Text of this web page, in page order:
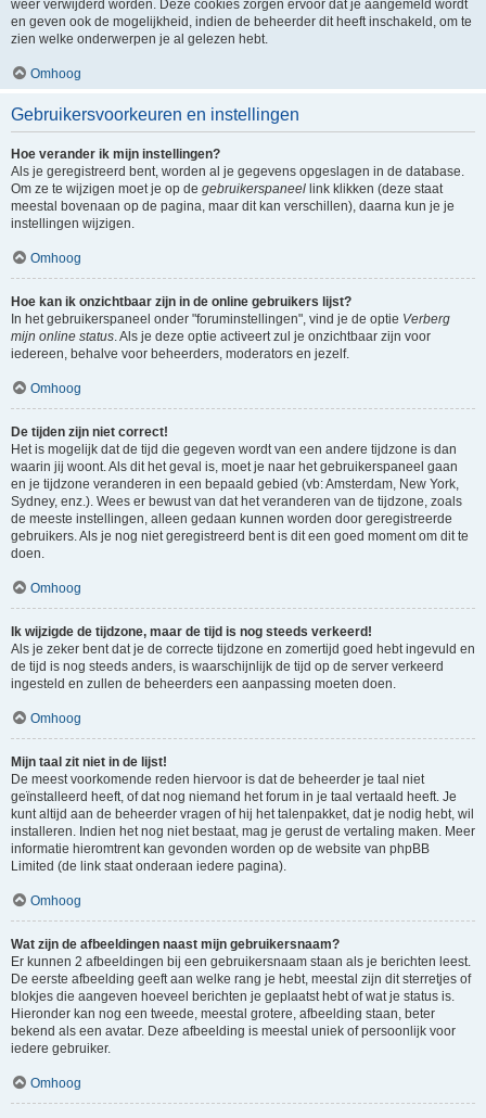
weer verwijderd worden. Deze cookies zorgen ervoor dat je aangemeld wordt
en geven ook de mogelijkheid, indien de beheerder dit heeft inschakeld, om te
zien welke onderwerpen je al gelezen hebt.
Omhoog
Gebruikersvoorkeuren en instellingen
Hoe verander ik mijn instellingen?
Als je geregistreerd bent, worden al je gegevens opgeslagen in de database.
Om ze te wijzigen moet je op de gebruikerspaneel link klikken (deze staat
meestal bovenaan op de pagina, maar dit kan verschillen), daarna kun je je
instellingen wijzigen.
Omhoog
Hoe kan ik onzichtbaar zijn in de online gebruikers lijst?
In het gebruikerspaneel onder "foruminstellingen", vind je de optie Verberg
mijn online status. Als je deze optie activeert zul je onzichtbaar zijn voor
iedereen, behalve voor beheerders, moderators en jezelf.
Omhoog
De tijden zijn niet correct!
Het is mogelijk dat de tijd die gegeven wordt van een andere tijdzone is dan
waarin jij woont. Als dit het geval is, moet je naar het gebruikerspaneel gaan
en je tijdzone veranderen in een bepaald gebied (vb: Amsterdam, New York,
Sydney, enz.). Wees er bewust van dat het veranderen van de tijdzone, zoals
de meeste instellingen, alleen gedaan kunnen worden door geregistreerde
gebruikers. Als je nog niet geregistreerd bent is dit een goed moment om dit te
doen.
Omhoog
Ik wijzigde de tijdzone, maar de tijd is nog steeds verkeerd!
Als je zeker bent dat je de correcte tijdzone en zomertijd goed hebt ingevuld en
de tijd is nog steeds anders, is waarschijnlijk de tijd op de server verkeerd
ingesteld en zullen de beheerders een aanpassing moeten doen.
Omhoog
Mijn taal zit niet in de lijst!
De meest voorkomende reden hiervoor is dat de beheerder je taal niet
geïnstalleerd heeft, of dat nog niemand het forum in je taal vertaald heeft. Je
kunt altijd aan de beheerder vragen of hij het talenpakket, dat je nodig hebt, wil
installeren. Indien het nog niet bestaat, mag je gerust de vertaling maken. Meer
informatie hieromtrent kan gevonden worden op de website van phpBB
Limited (de link staat onderaan iedere pagina).
Omhoog
Wat zijn de afbeeldingen naast mijn gebruikersnaam?
Er kunnen 2 afbeeldingen bij een gebruikersnaam staan als je berichten leest.
De eerste afbeelding geeft aan welke rang je hebt, meestal zijn dit sterretjes of
blokjes die aangeven hoeveel berichten je geplaatst hebt of wat je status is.
Hieronder kan nog een tweede, meestal grotere, afbeelding staan, beter
bekend als een avatar. Deze afbeelding is meestal uniek of persoonlijk voor
iedere gebruiker.
Omhoog